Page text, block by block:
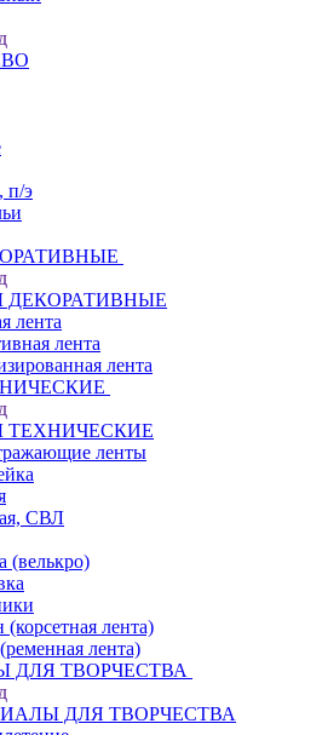
п/э
ДЕКОРАТИВНЫЕ
лента
лента
лента
ТЕХНИЧЕСКИЕ
ленты
СВЛ
(велькро)
(корсетная лента)
лента)
ДЛЯ ТВОРЧЕСТВА
ДЛЯ ТВОРЧЕСТВА